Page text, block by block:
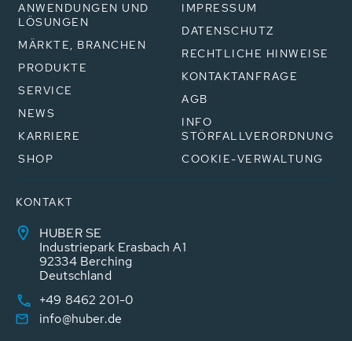
ANWENDUNGEN UND
LÖSUNGEN
MÄRKTE, BRANCHEN
PRODUKTE
SERVICE
NEWS
KARRIERE
SHOP
IMPRESSUM
DATENSCHUTZ
RECHTLICHE HINWEISE
KONTAKTANFRAGE
AGB
INFO
STÖRFALLVERORDNUNG
COOKIE-VERWALTUNG
KONTAKT
HUBER SE
Industriepark Erasbach A1
92334 Berching
Deutschland
+49 8462 201-0
info@huber.de